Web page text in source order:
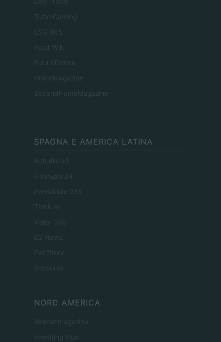
Tutto Gaming
ESG 365
Food Wiki
FuturoDonna
HomeMagazine
SecondHomeMagazine
SPAGNA E AMERICA LATINA
Actualidad
Finanzas 24
Investindo 365
Think.es
Viajar 365
ES Newz
Pet Story
Encocina
NORD AMERICA
Womanmagazine
Investing Plus